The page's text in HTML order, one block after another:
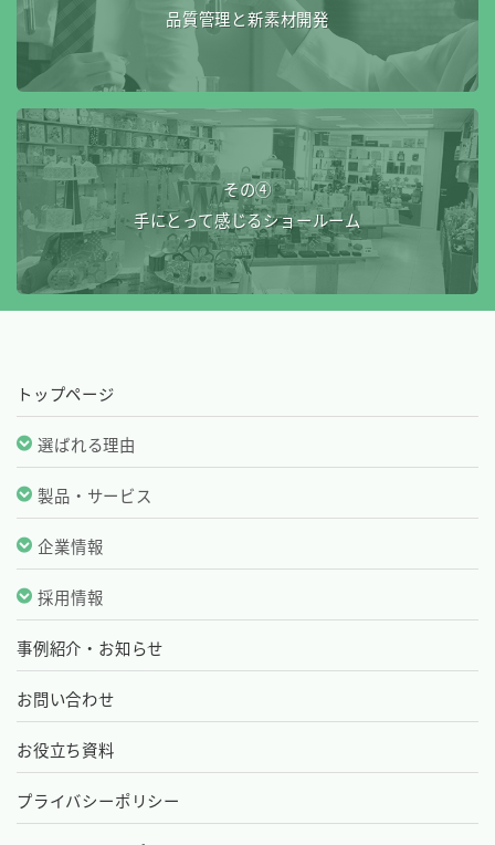
品質管理と新素材開発
その④
手にとって感じるショールーム
トップページ
選ばれる理由
製品・サービス
企業情報
採用情報
事例紹介・お知らせ
お問い合わせ
お役立ち資料
プライバシーポリシー